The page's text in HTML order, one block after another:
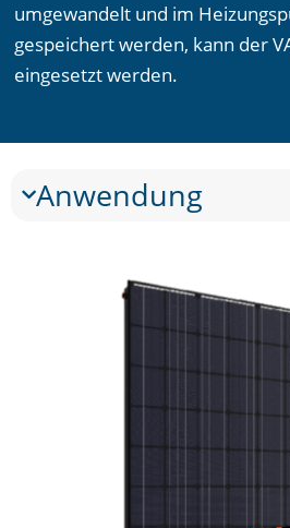
umgewandelt und im
gespeichert werden, kann der
eingesetzt werden.
Anwendung